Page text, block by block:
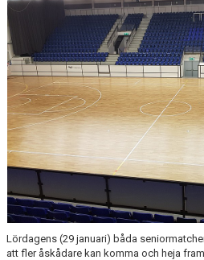
Lördagens (29 januari) båda
att fler åskådare kan komma och heja